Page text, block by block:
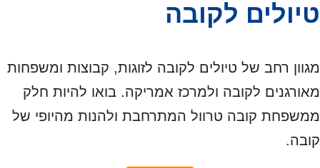
טיולים לקובה
מגוון רחב של טיולים לקובה לזוגות, קבוצות ומשפחות
מאורגנים לקובה ולמרכז אמריקה. בואו להיות חלק
ממשפחת קובה טרוול המתרחבת ולהנות מהיופי של
קובה.